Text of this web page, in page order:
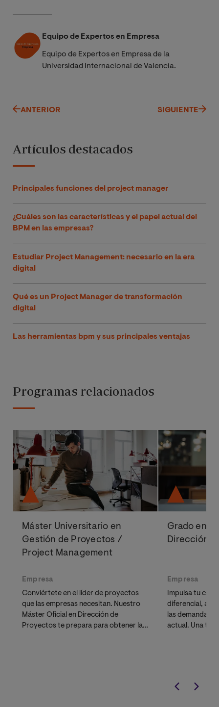
Equipo de Expertos en Empresa
Equipo de Expertos en Empresa de la
Universidad Internacional de Valencia.
ANTERIOR SIGUIENTE
Artículos destacados
Principales funciones del project manager
¿Cuáles son las características y el papel actual del
BPM en las empresas?
Estudiar Project Management: necesario en la era
digital
Qué es un Project Manager de transformación
digital
Las herramientas bpm y sus principales ventajas
Programas relacionados
Máster Universitario en
Gestión de Proyectos /
Project Management
Empresa
Conviértete en el líder de proyectos
que las empresas necesitan. Nuestro
Máster Oficial en Dirección de
Proyectos te prepara para obtener las
Grado en
Dirección
Empresa
Impulsa tu
diferencial,
las demandas
actual. Una